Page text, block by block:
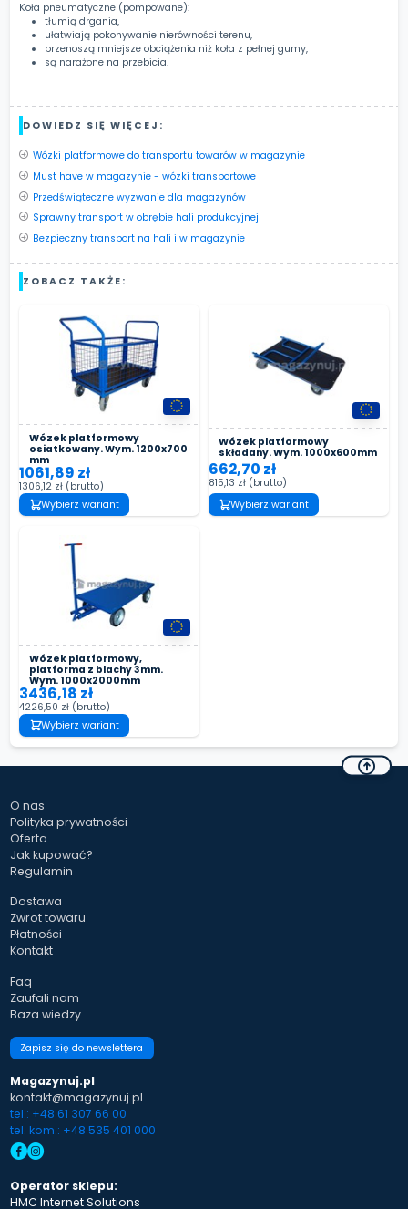
Koła pneumatyczne (pompowane):
tłumią drgania,
ułatwiają pokonywanie nierówności terenu,
przenoszą mniejsze obciążenia niż koła z pełnej gumy,
są narażone na przebicia.
DOWIEDZ SIĘ WIĘCEJ:
Wózki platformowe do transportu towarów w magazynie
Must have w magazynie - wózki transportowe
Przedświąteczne wyzwanie dla magazynów
Sprawny transport w obrębie hali produkcyjnej
Bezpieczny transport na hali i w magazynie
ZOBACZ TAKŻE:
Wózek platformowy
osiatkowany. Wym. 1200x700
mm
1061,89 zł
1306,12 zł (brutto)
Wybierz wariant
Wózek platformowy
składany. Wym. 1000x600mm
662,70 zł
815,13 zł (brutto)
Wybierz wariant
Wózek platformowy,
platforma z blachy 3mm.
Wym. 1000x2000mm
3436,18 zł
4226,50 zł (brutto)
Wybierz wariant
O nas
Polityka prywatności
Oferta
Jak kupować?
Regulamin
Dostawa
Zwrot towaru
Płatności
Kontakt
Faq
Zaufali nam
Baza wiedzy
Zapisz się do newslettera
Magazynuj.pl
kontakt@magazynuj.pl
tel.: +48 61 307 66 00
tel. kom.: +48 535 401 000
Operator sklepu:
HMC Internet Solutions